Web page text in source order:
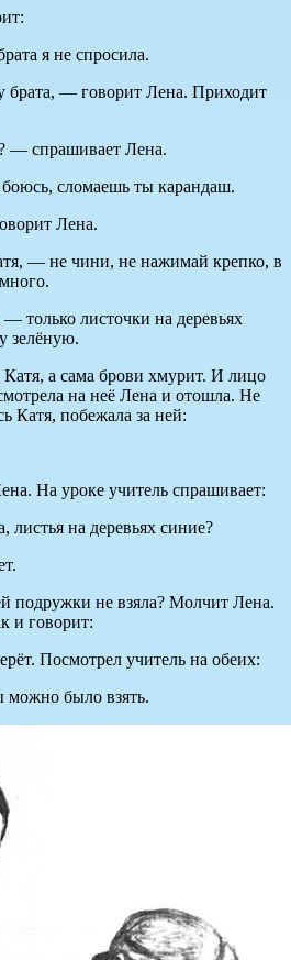
я не спросила.
— говорит Лена. Приходит
— спрашивает Лена.
сломаешь ты карандаш.
Лена.
— не чини, не нажимай крепко, в
листочки на деревьях
зелёную.
а сама брови хмурит. И лицо
на неё Лена и отошла. Не
Катя, побежала за ней:
На уроке учитель спрашивает:
на деревьях синие?
подружки не взяла? Молчит Лена.
и говорит:
Посмотрел учитель на обеих:
можно было взять.